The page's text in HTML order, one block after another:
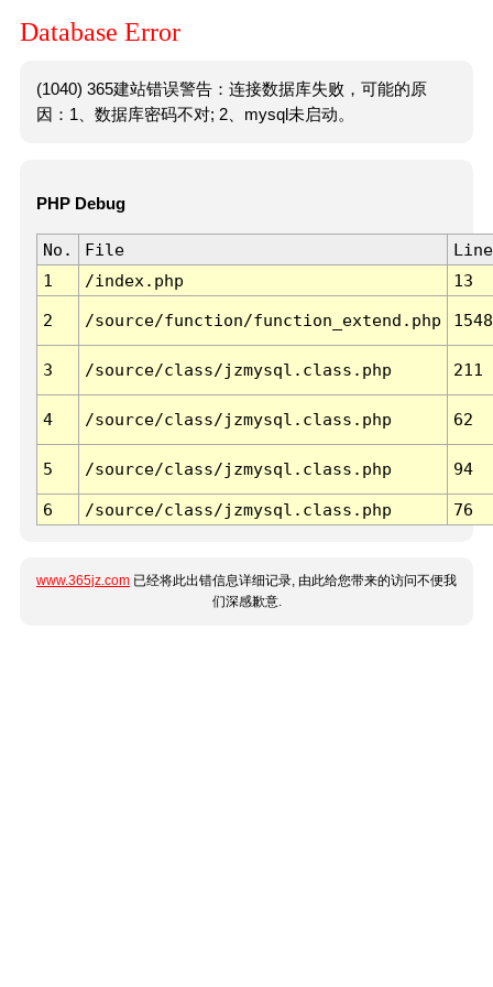
Database Error
(1040) 365建站错误警告：连接数据库失败，可能的原
因：1、数据库密码不对; 2、mysql未启动。
PHP Debug
No. File
Line
1
/index.php 13
2 /source/function/function_extend.php 1548
3 /source/class/jzmysql.class.php 211
4 /source/class/jzmysql.class.php 62
5 /source/class/jzmysql.class.php 94
6 /source/class/jzmysql.class.php 76
www.365jz.com 已经将此出错信息详细记录, 由此给您带来的访问不便我
们深感歉意.